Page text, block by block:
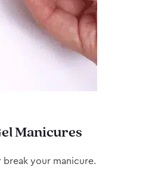
Manicures
your manicure.